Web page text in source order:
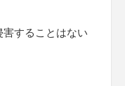
することはない